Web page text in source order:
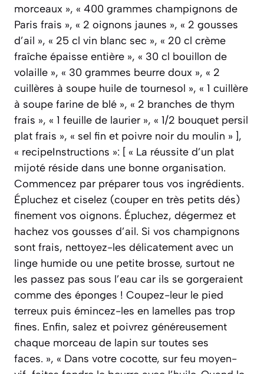
morceaux », « 400 grammes champignons de
Paris frais », « 2 oignons jaunes », « 2 gousses
d’ail », « 25 cl vin blanc sec », « 20 cl crème
fraîche épaisse entière », « 30 cl bouillon de
volaille », « 30 grammes beurre doux », « 2
cuillères à soupe huile de tournesol », « 1 cuillère
à soupe farine de blé », « 2 branches de thym
frais », « 1 feuille de laurier », « 1/2 bouquet persil
plat frais », « sel fin et poivre noir du moulin » ],
« recipeInstructions »: [ « La réussite d’un plat
mijoté réside dans une bonne organisation.
Commencez par préparer tous vos ingrédients.
Épluchez et ciselez (couper en très petits dés)
finement vos oignons. Épluchez, dégermez et
hachez vos gousses d’ail. Si vos champignons
sont frais, nettoyez-les délicatement avec un
linge humide ou une petite brosse, surtout ne
les passez pas sous l’eau car ils se gorgeraient
comme des éponges ! Coupez-leur le pied
terreux puis émincez-les en lamelles pas trop
fines. Enfin, salez et poivrez généreusement
chaque morceau de lapin sur toutes ses
faces. », « Dans votre cocotte, sur feu moyen-